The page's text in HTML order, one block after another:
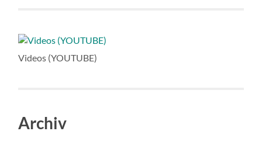
Videos (YOUTUBE)
Archiv